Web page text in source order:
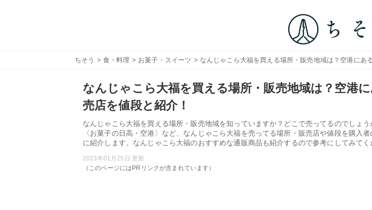
ちそう > 食・料理 > お菓子・スイーツ > なんじゃこら大福を買える場所・販売地域は？空港にあ
なんじゃこら大福を買える場所・販売地域は？空港
売店を値段と紹介！
なんじゃこら大福を買える場所・販売地域を知っていますか？どこで売ってるのでしょう
〈お菓子の日高・空港〉など、なんじゃこら大福を売ってる場所・販売店や値段を購入
に紹介します。なんじゃこら大福のおすすめな通販商品も紹介するので参考にしてみてく
2023年01月25日 更新
（このページにはPRリンクが含まれています）